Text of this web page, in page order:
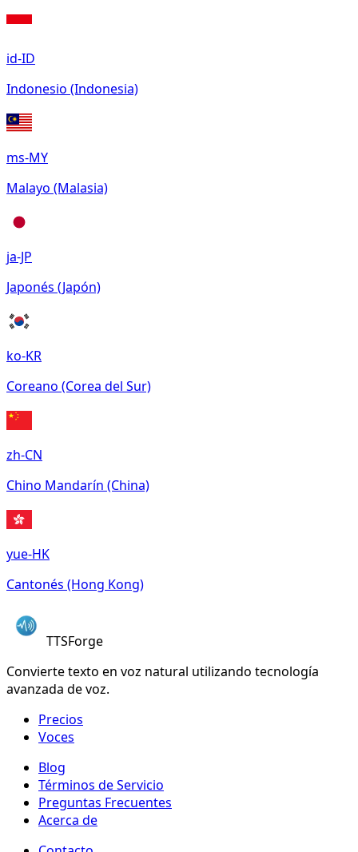
id-ID
Indonesio (Indonesia)
ms-MY
Malayo (Malasia)
ja-JP
Japonés (Japón)
ko-KR
Coreano (Corea del Sur)
zh-CN
Chino Mandarín (China)
yue-HK
Cantonés (Hong Kong)
TTSForge
Convierte texto en voz natural utilizando tecnología
avanzada de voz.
Precios
Voces
Blog
Términos de Servicio
Preguntas Frecuentes
Acerca de